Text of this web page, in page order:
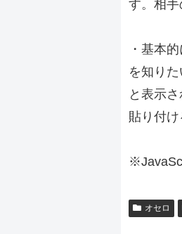
す。相手
・基本
を知り
と表示
貼り付け
オセロ